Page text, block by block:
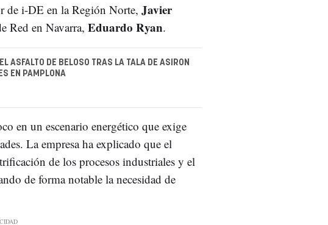
de i-DE en la Región Norte, Javier
Red en Navarra, Eduardo Ryan.
ASFALTO DE BELOSO TRAS LA TALA DE ASIRON
EN PAMPLONA
en un escenario energético que exige
La empresa ha explicado que el
de los procesos industriales y el
de forma notable la necesidad de